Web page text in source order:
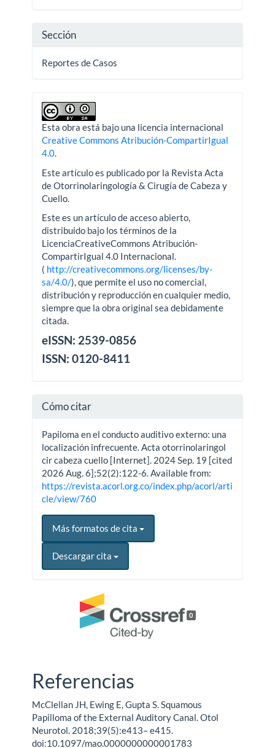
Sección
Reportes de Casos
Esta obra está bajo una licencia internacional
Creative Commons Atribución-CompartirIgual
4.0.
Este artículo es publicado por la Revista Acta
de Otorrinolaringología & Cirugía de Cabeza y
Cuello.
Este es un artículo de acceso abierto,
distribuido bajo los términos de la
LicenciaCreativeCommons Atribución-
CompartirIgual 4.0 Internacional.
( http://creativecommons.org/licenses/by-
sa/4.0/), que permite el uso no comercial,
distribución y reproducción en cualquier medio,
siempre que la obra original sea debidamente
citada.
eISSN: 2539-0856
ISSN: 0120-8411
Cómo citar
Papiloma en el conducto auditivo externo: una
localización infrecuente. Acta otorrinolaringol
cir cabeza cuello [Internet]. 2024 Sep. 19 [cited
2026 Aug. 6];52(2):122-6. Available from:
https://revista.acorl.org.co/index.php/acorl/arti
cle/view/760
Más formatos de cita
Descargar cita
0
Referencias
McClellan JH, Ewing E, Gupta S. Squamous
Papilloma of the External Auditory Canal. Otol
Neurotol. 2018;39(5):e413– e415.
doi:10.1097/mao.0000000000001783